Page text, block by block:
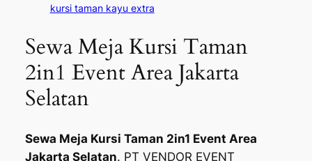
kursi taman kayu extra
Sewa Meja Kursi Taman
2in1 Event Area Jakarta
Selatan
Sewa Meja Kursi Taman 2in1 Event Area
Jakarta Selatan. PT VENDOR EVENT